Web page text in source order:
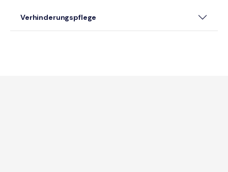
Verhinderungspflege